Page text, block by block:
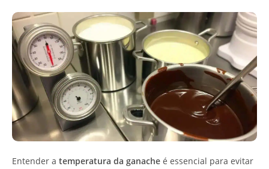
Entender a temperatura da ganache é essencial para evitar